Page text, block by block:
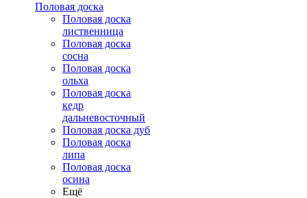
Половая доска
Половая доска
лиственница
Половая доска
сосна
Половая доска
ольха
Половая доска
кедр
дальневосточный
Половая доска дуб
Половая доска
липа
Половая доска
осина
Ещё